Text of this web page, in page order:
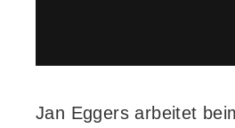
Jan Eggers arbeitet